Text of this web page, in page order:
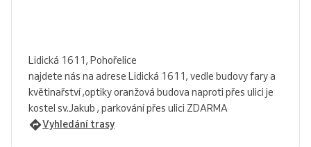
Lidická 1611, Pohořelice
najdete nás na adrese Lidická 1611, vedle budovy fary a
květinařství ,optiky oranžová budova naproti přes ulici je
kostel sv.Jakub , parkování přes ulici ZDARMA
Vyhledání trasy